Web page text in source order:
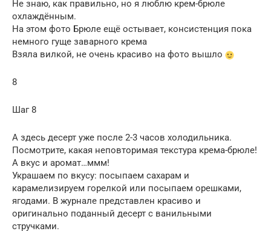
Не знаю, как правильно, но я люблю крем-брюле
охлаждённым.
На этом фото Брюле ещё остывает, консистенция пока
немного гуще заварного крема
Взяла вилкой, не очень красиво на фото вышло
8
Шаг 8
А здесь десерт уже после 2-3 часов холодильника.
Посмотрите, какая неповторимая текстура крема-брюле!
А вкус и аромат…ммм!
Украшаем по вкусу: посыпаем сахарам и
карамелизируем горелкой или посыпаем орешками,
ягодами. В журнале представлен красиво и
оригинально поданный десерт с ванильными
стручками.